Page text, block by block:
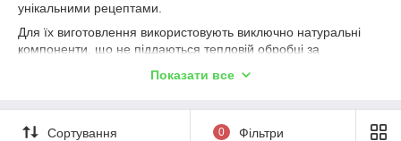
унікальними рецептами.
Для їх виготовлення використовують виключно натуральні
компоненти, що не піддаються тепловій обробці за
властивості не руйнуються.
Не містять цукру, консервантів, ГМО та синтетичних домішок.
21 різний смак!
Показати все
Сортування 0 Фільтри